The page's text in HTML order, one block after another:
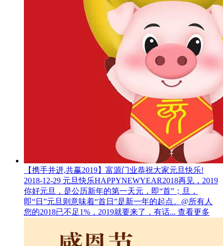
【携手并进,共赢2019】富源门业恭祝大家元旦快乐!
2018-12-29 元旦快乐HAPPYNEWYEAR2018再见，2019
你好元旦，是公历新年的第一天元，即“首”；旦，
即“日”元旦则意味着“首日”是新一年的起点。@所有人
您的2018已不足1%，2019就要来了，有话... 查看更多